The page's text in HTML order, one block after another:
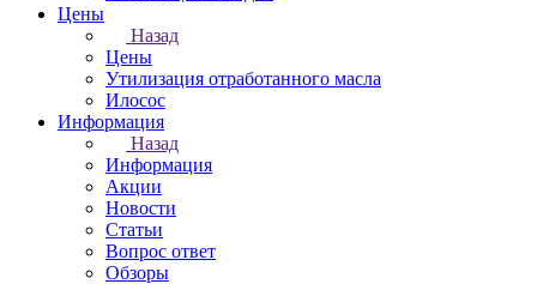
Цены
Назад
Цены
Утилизация отработанного масла
Илосос
Информация
Назад
Информация
Акции
Новости
Статьи
Вопрос ответ
Обзоры